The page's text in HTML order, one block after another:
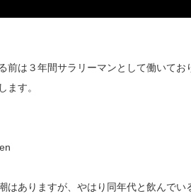
は３年間サラリーマンとして働いてお
ます。
ありますが、やはり同年代と飲んでい